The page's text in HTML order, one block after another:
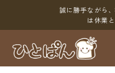
誠に勝手ながら
は休業
MENU